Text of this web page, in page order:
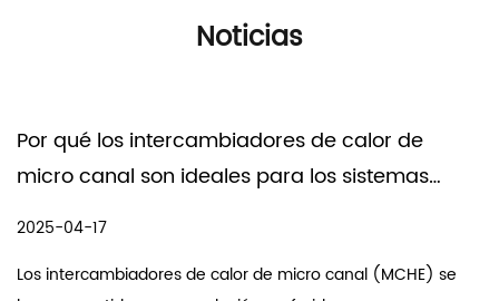
Noticias
Por qué los intercambiadores de calor de
micro canal son ideales para los sistemas
HVAC
2025-04-17
Los intercambiadores de calor de micro canal (MCHE) se